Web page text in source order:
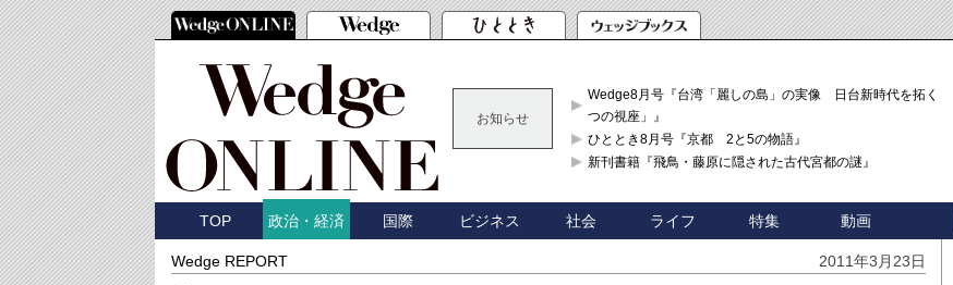
お知らせ
Wedge8月号『台湾「麗しの島」の実像 日台新時代を拓く「3
つの視座」』
ひととき8月号『京都 2と5の物語』
新刊書籍『飛鳥・藤原に隠された古代宮都の謎』
TOP 政治・経済 国際 ビジネス 社会 ライフ 特集 動画
Wedge REPORT 2011年3月23日